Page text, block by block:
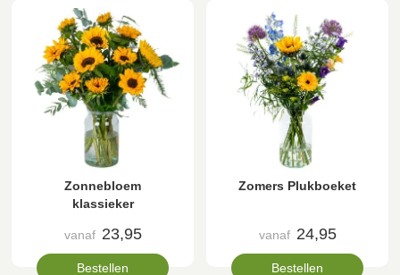
Zonnebloem
klassieker
vanaf 23,95
Bestellen
Zomers Plukboeket
vanaf 24,95
Bestellen